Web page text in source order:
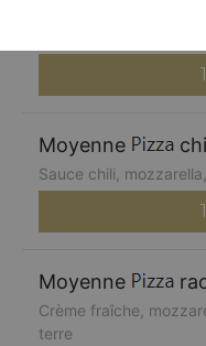
Moyenne
Sauce chili,
Moyenne
Crème fraîche,
terre